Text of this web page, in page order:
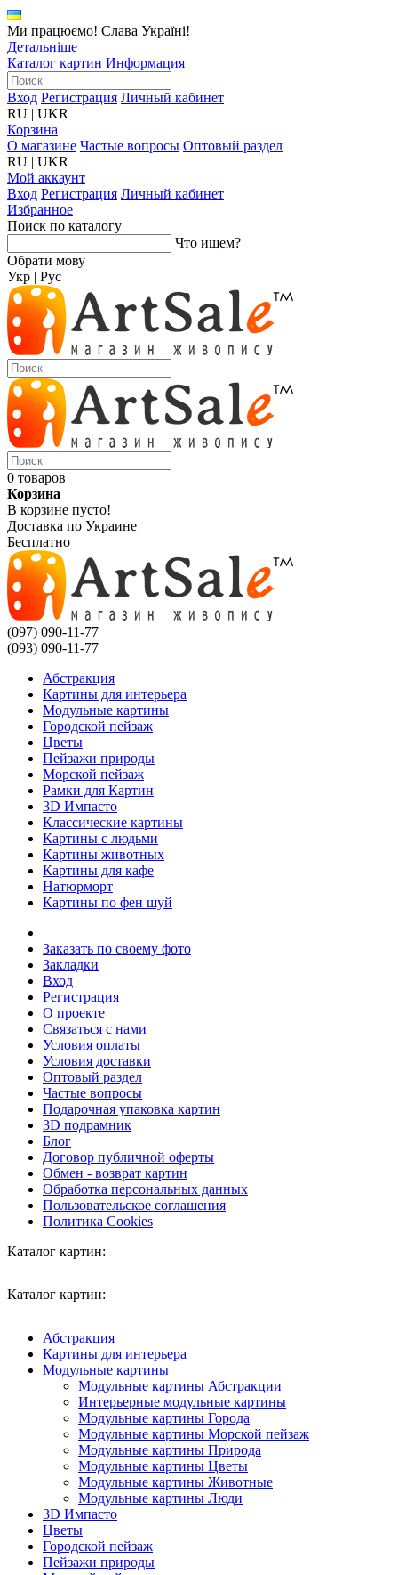
Ми працюємо! Слава Україні!
Детальніше
Каталог картин Информация
Вход Регистрация Личный кабинет
RU | UKR
Корзина
О магазине Частые вопросы Оптовый раздел
RU | UKR
Мой аккаунт
Вход Регистрация Личный кабинет
Избранное
Поиск по каталогу
Что ищем?
Обрати мову
Укр | Рус
0 товаров
Корзина
В корзине пусто!
Доставка по Украине
Бесплатно
(097) 090-11-77
(093) 090-11-77
Абстракция
Картины для интерьера
Модульные картины
Городской пейзаж
Цветы
Пейзажи природы
Морской пейзаж
Рамки для Картин
3D Импасто
Классические картины
Картины с людьми
Картины животных
Картины для кафе
Натюрморт
Картины по фен шуй
Заказать по своему фото
Закладки
Вход
Регистрация
О проекте
Связаться с нами
Условия оплаты
Условия доставки
Оптовый раздел
Частые вопросы
Подарочная упаковка картин
3D подрамник
Блог
Договор публичной оферты
Обмен - возврат картин
Обработка персональных данных
Пользовательское соглашения
Политика Cookies
Каталог картин:
Каталог картин:
Абстракция
Картины для интерьера
Модульные картины
Модульные картины Абстракции
Интерьерные модульные картины
Модульные картины Города
Модульные картины Морской пейзаж
Модульные картины Природа
Модульные картины Цветы
Модульные картины Животные
Модульные картины Люди
3D Импасто
Цветы
Городской пейзаж
Пейзажи природы